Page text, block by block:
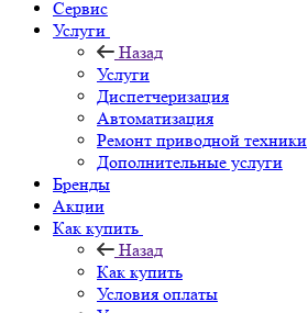
Сервис
Услуги
Назад
Услуги
Диспетчеризация
Автоматизация
Ремонт приводной техники
Дополнительные услуги
Бренды
Акции
Как купить
Назад
Как купить
Условия оплаты